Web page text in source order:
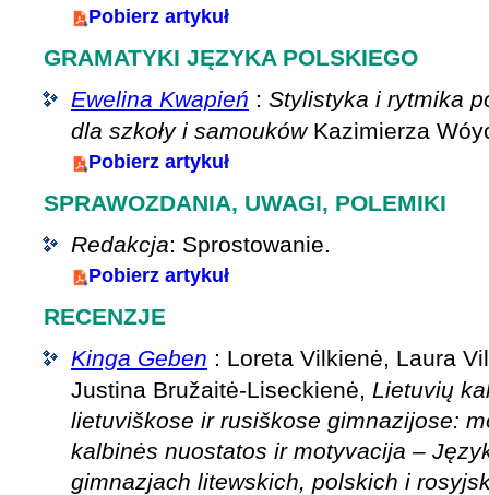
Pobierz artykuł
GRAMATYKI JĘZYKA POLSKIEGO
Ewelina Kwapień : Stylistyka i rytmika
dla szkoły i samoukówKazimierza
Pobierz artykuł
SPRAWOZDANIA, UWAGI, POLEMIKI
Redakcja: Sprostowanie.
Pobierz artykuł
RECENZJE
Kinga Geben : Loreta Vilkienė, Laura
Justina Bružaitė-Liseckienė, Lietuvių
lietuviškose ir rusiškose gimnazijose:
kalbinės nuostatos ir motyvacija –
gimnazjach litewskich, polskich i